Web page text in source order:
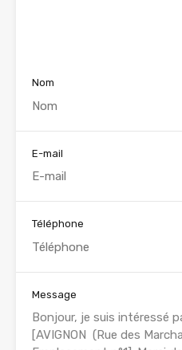
Nom
E-mail
Téléphone
Message